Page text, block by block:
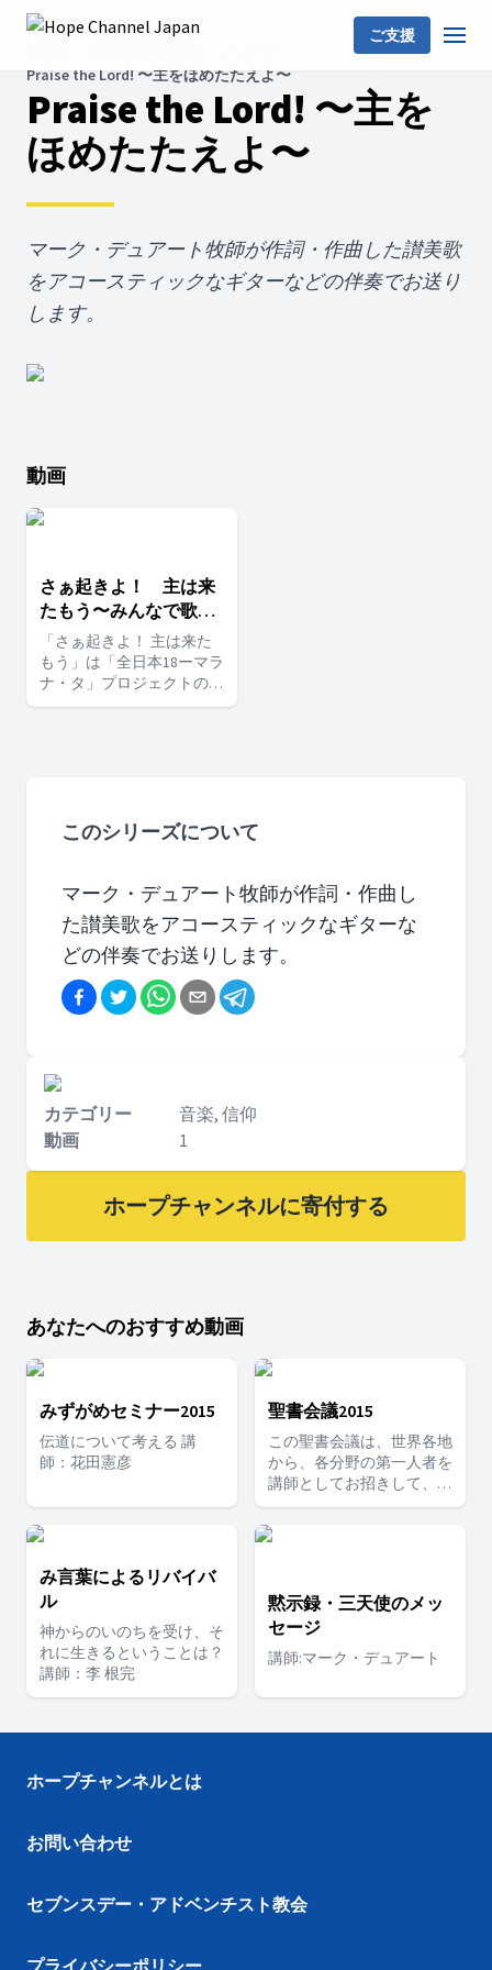
ご支援
Praise the Lord! 〜主をほめたたえよ〜
Praise the Lord! 〜主を
ほめたたえよ〜
マーク・デュアート牧師が作詞・作曲した讃美歌
をアコースティックなギターなどの伴奏でお送り
します。
動画
さぁ起きよ！ 主は来
たもう〜みんなで歌お
う〜
「さぁ起きよ！ 主は来た
もう」は「全日本18ーマラ
ナ・タ」プロジェクトのテ
ーマソングです。 今回は
とても歌いやすい曲です。
このシリーズについて
マーク・デュアート牧師が作詞・作曲し
た讃美歌をアコースティックなギターな
どの伴奏でお送りします。
カテゴリー
音楽, 信仰
動画
1
ホープチャンネルに寄付する
あなたへのおすすめ動画
みずがめセミナー2015
伝道について考える 講
師：花田憲彦
聖書会議2015
この聖書会議は、世界各地
から、各分野の第一人者を
講師としてお招きして、セ
ブンスデー・アドベンチス
ト教会の神学的潮流を知
り、現時点での聖書理解を
師をお招きして、興味深い
トピックで講義をしていた
だきました。
み言葉によるリバイバ
ル
神からのいのちを受け、そ
れに生きるということは？
講師：李 根完
黙示録・三天使のメッ
セージ
講師:マーク・デュアート
ホープチャンネルとは
お問い合わせ
セブンスデー・アドベンチスト教会
プライバシーポリシー